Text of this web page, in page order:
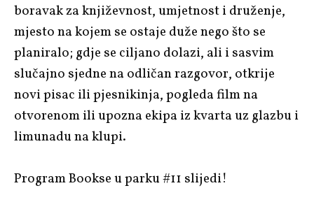
boravak za književnost, umjetnost i druženje,
mjesto na kojem se ostaje duže nego što se
planiralo; gdje se ciljano dolazi, ali i sasvim
slučajno sjedne na odličan razgovor, otkrije
novi pisac ili pjesnikinja, pogleda film na
otvorenom ili upozna ekipa iz kvarta uz glazbu i
limunadu na klupi.
Program Bookse u parku #11 slijedi!